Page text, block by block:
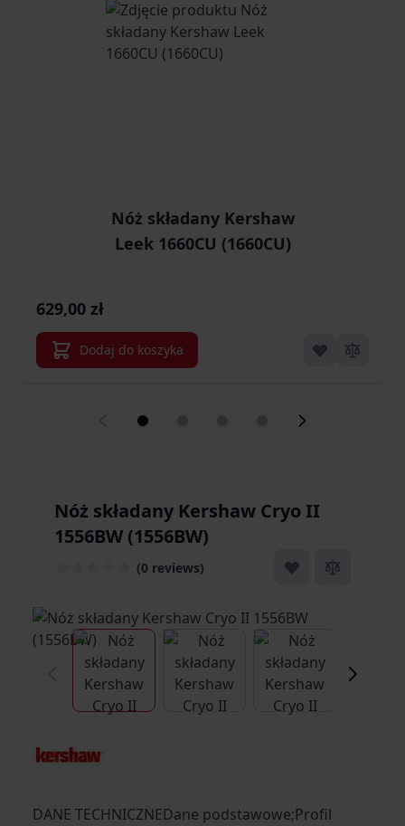
Nóż składany Kershaw
Leek 1660CU (1660CU)
629,00 zł
Dodaj do koszyka
Nóż składany Kershaw Cryo II
1556BW (1556BW)
(0 reviews)
View larger imageView larger imageView larger
DANE TECHNICZNEDane podstawowe;Profil